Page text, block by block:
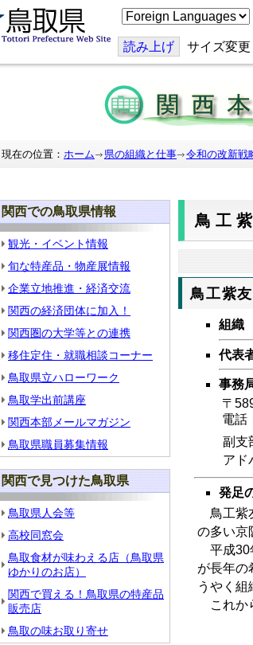
こ
の
ジ
を
訳
す
る
読み上げ サイズ変更
現在の位置： ホーム 県の組織と仕事 令和の改新戦
関西での鳥取県情報
観光・イベント情報
旬な特産品・物産展情報
企業立地推進・経済交流
関西の経済団体に加入！
関西圏の大学等との連携
移住定住・就職相談コーナー
鳥取県立ハローワーク
鳥取学出前講座
関西本部メールマガジン
鳥取県職員募集情報
関西で見つけた鳥取県
鳥取県人会等
高校同窓会
鳥取食材が味わえる店（鳥取県
ゆかりのお店）
関西で買える！鳥取県の特産品
販売店
鳥取の味お取り寄せ
鳥工
鳥工紫
組織
代表
事務
〒
電話
副支部
アドバ
発足
鳥工紫
の多い京
平成30
が長年の
うやく組
これか